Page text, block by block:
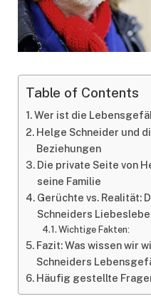
Table of Contents
Wer ist die
Helge Schneider und
Beziehungen
Die private Seite von
seine Familie
Gerüchte vs. Realität:
Schneiders
Wichtige Fakten:
Fazit: Was wissen wir
Schneiders
Häufig gestellte